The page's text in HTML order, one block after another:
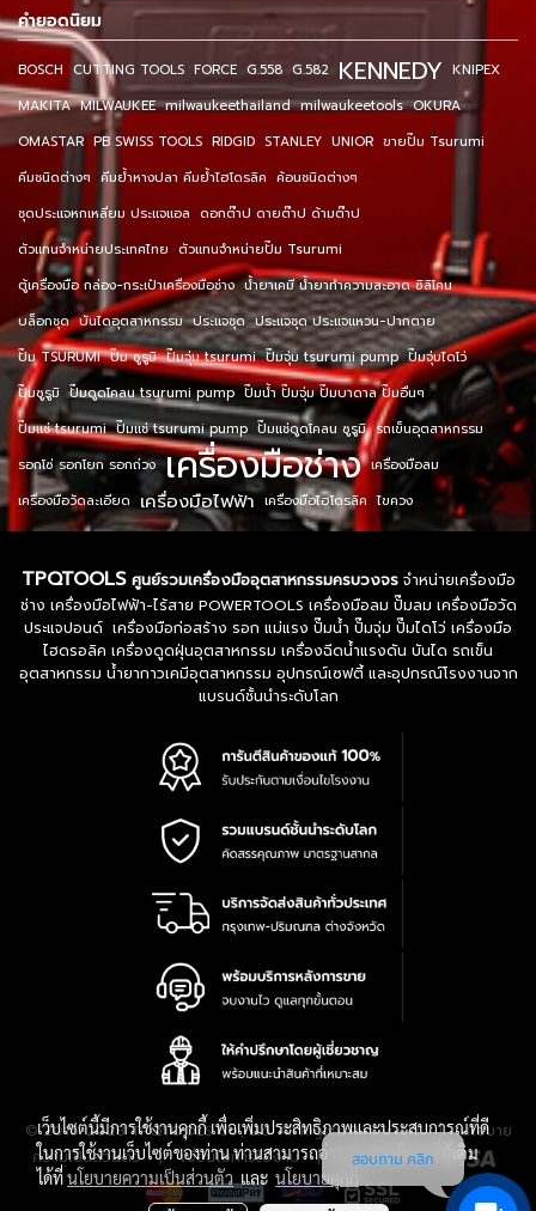
คำยอดนิยม
BOSCH CUTTING TOOLS FORCE G.558 G.582 KENNEDY KNIPEX
MAKITA MILWAUKEE milwaukeethailand milwaukeetools OKURA
OMASTAR PB SWISS TOOLS RIDGID STANLEY UNIOR ขายปั๊ม Tsurumi
คีมชนิดต่างๆ คีมย้ำหางปลา คีมย้ำไฮโดรลิค ค้อนชนิดต่างๆ
ชุดประแจหกเหลี่ยม ประแจแอล ดอกต๊าป ดายต๊าป ด้ามต๊าป
ตัวแทนจำหน่ายประเทศไทย ตัวแทนจำหน่ายปั๊ม Tsurumi
ตู้เครื่องมือ กล่อง-กระเป๋าเครื่องมือช่าง น้ำยาเคมี น้ำยาทำความสะอาด ซิลิโคน
บล็อกชุด บันไดอุตสาหกรรม ประแจชุด ประแจชุด ประแจแหวน-ปากตาย
ปั๊ม TSURUMI ปั๊ม ซูรูมิ ปั๊มจุ่ม tsurumi ปั๊มจุ่ม tsurumi pump ปั๊มจุ่มไดโว่
ปั๊มซูรูมิ ปั๊มดูดโคลน tsurumi pump ปั๊มน้ำ ปั๊มจุ่ม ปั๊มบาดาล ปั๊มอื่นๆ
ปั๊มแช่ tsurumi ปั๊มแช่ tsurumi pump ปั๊มแช่ดูดโคลน ซูรูมิ รถเข็นอุตสาหกรรม
รอกโซ่ รอกโยก รอกถ่วง เครื่องมือช่าง เครื่องมือลม
เครื่องมือวัดละเอียด เครื่องมือไฟฟ้า เครื่องมือไฮโดรลิค ไขควง
TPQTOOLS ศูนย์รวมเครื่องมืออุตสาหกรรมครบวงจรจำหน่ายเครื่องมือ
ช่าง เครื่องมือไฟฟ้า-ไร้สาย POWERTOOLS เครื่องมือลม ปั๊มลม เครื่องมือวัด
ประแจปอนด์ เครื่องมือก่อสร้าง รอก แม่แรง ปั๊มน้ำ ปั๊มจุ่ม ปั๊มไดโว่ เครื่องมือ
ไฮดรอลิค เครื่องดูดฝุ่นอุตสาหกรรม เครื่องฉีดน้ำแรงดัน บันได รถเข็น
อุตสาหกรรม น้ำยากาวเคมีอุตสาหกรรม อุปกรณ์เซฟตี้ และอุปกรณ์โรงงานจาก
แบรนด์ชั้นนำระดับโลก
© 2016-2028 TPQTOOLS Co., Ltd. All Rights Reserved.|นโยบาย
ความเป็นส่วนตัว|เงื่อนไขการใช้งาน| แผนที่สินค้า
เว็บไซต์นี้มีการใช้งานคุกกี้ เพื่อเพิ่มประสิทธิภาพและประสบการณ์ที่ดี
ในการใช้งานเว็บไซต์ของท่าน ท่านสามารถอ่านรายละเอียดเพิ่มเติม
ได้ที่นโยบายความเป็นส่วนตัวและ นโยบายคุกกี้
สอบถาม คลิก